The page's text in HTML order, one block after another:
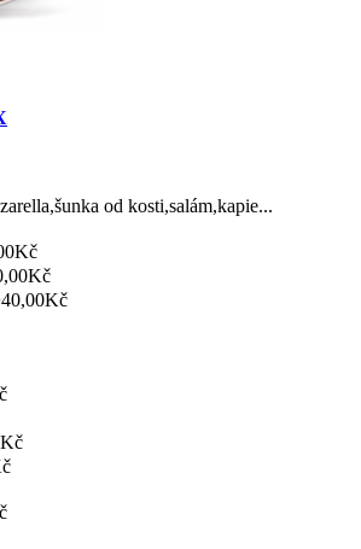
od kosti,salám,kapie...